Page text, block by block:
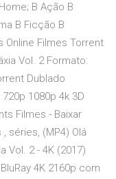
B Ação B
B Ficção B
Online Filmes Torrent
Vol. 2 Formato:
Dublado
1080p 4k 3D
Filmes - Baixar
séries, (MP4) Olá
Vol. 2 - 4K (2017)
4K 2160p com